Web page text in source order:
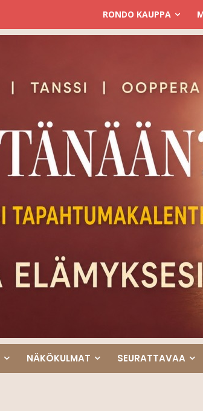
RONDO KAUPPA
NÄKÖKULMAT SEURATTAVAA